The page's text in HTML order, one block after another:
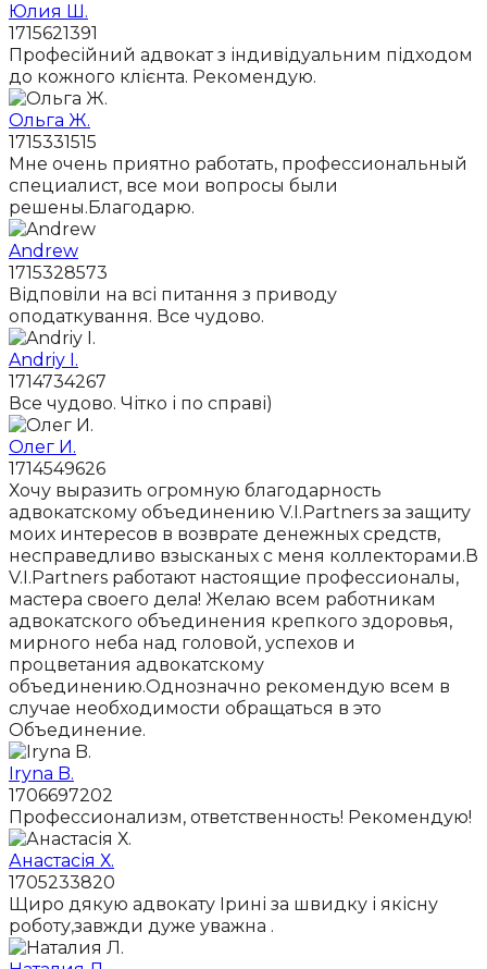
Юлия Ш.
1715621391
Професійний адвокат з індивідуальним підходом
до кожного клієнта. Рекомендую.
Ольга Ж.
1715331515
Мне очень приятно работать, профессиональный
специалист, все мои вопросы были
решены.Благодарю.
Andrew
1715328573
Відповіли на всі питання з приводу
оподаткування. Все чудово.
Andriy I.
1714734267
Все чудово. Чітко і по справі)
Олег И.
1714549626
Хочу выразить огромную благодарность
адвокатскому объединению V.I.Partners за защиту
моих интересов в возврате денежных средств,
несправедливо взысканых с меня коллекторами.В
V.I.Partners работают настоящие профессионалы,
мастера своего дела! Желаю всем работникам
адвокатского объединения крепкого здоровья,
мирного неба над головой, успехов и
процветания адвокатскому
объединению.Однозначно рекомендую всем в
случае необходимости обращаться в это
Объединение.
Iryna B.
1706697202
Профессионализм, ответственность! Рекомендую!
Анастасія Х.
1705233820
Щиро дякую адвокату Ірині за швидку і якісну
роботу,завжди дуже уважна .